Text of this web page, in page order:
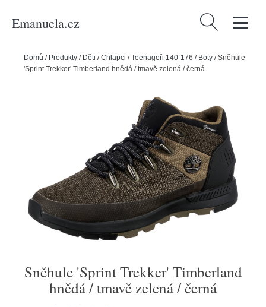
Emanuela.cz Vyhledávání
Domů / Produkty / Děti /Chlapci /Teenageři 140-176 / Boty /Sněhule
'Sprint Trekker' Timberland hnědá / tmavě zelená / černá
Sněhule 'Sprint Trekker' Timberland
hnědá / tmavě zelená / černá